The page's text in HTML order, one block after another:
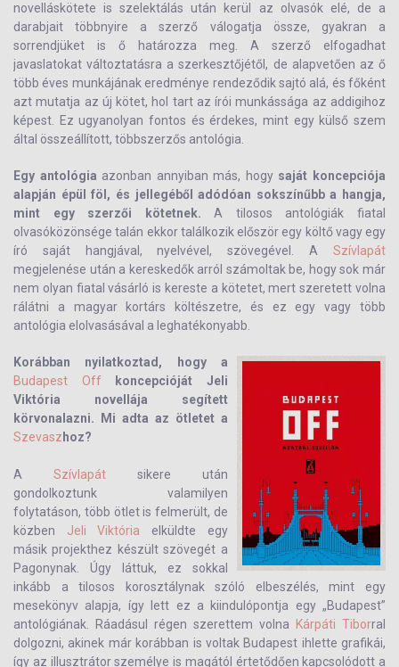
novelláskötete is szelektálás után kerül az olvasók elé, de a
darabjait többnyire a szerző válogatja össze, gyakran a
sorrendjüket is ő határozza meg. A szerző elfogadhat
javaslatokat változtatásra a szerkesztőjétől, de alapvetően az ő
több éves munkájának eredménye rendeződik sajtó alá, és főként
azt mutatja az új kötet, hol tart az írói munkássága az addigihoz
képest. Ez ugyanolyan fontos és érdekes, mint egy külső szem
által összeállított, többszerzős antológia.
Egy antológia azonban annyiban más, hogy saját koncepciója
alapján épül föl, és jellegéből adódóan sokszínűbb a hangja,
mint egy szerzői kötetnek. A tilosos antológiák fiatal
olvasóközönsége talán ekkor találkozik először egy költő vagy egy
író saját hangjával, nyelvével, szövegével. A Szívlapát
megjelenése után a kereskedők arról számoltak be, hogy sok már
nem olyan fiatal vásárló is kereste a kötetet, mert szeretett volna
rálátni a magyar kortárs költészetre, és ez egy vagy több
antológia elolvasásával a leghatékonyabb.
Korábban nyilatkoztad, hogy a
Budapest Offkoncepcióját Jeli
Viktória novellája segített
körvonalazni. Mi adta az ötletet a
Szevasz hoz?
A Szívlapátsikere után
gondolkoztunk valamilyen
folytatáson, több ötlet is felmerült, de
közben Jeli Viktória elküldte egy
másik projekthez készült szövegét a
Pagonynak. Úgy láttuk, ez sokkal
inkább a tilosos korosztálynak szóló elbeszélés, mint egy
mesekönyv alapja, így lett ez a kiindulópontja egy „Budapest”
antológiának. Ráadásul régen szerettem volna
Kárpáti Tiborral
dolgozni, akinek már korábban is voltak Budapest ihlette grafikái,
így az illusztrátor személye is magától értetődően kapcsolódott a